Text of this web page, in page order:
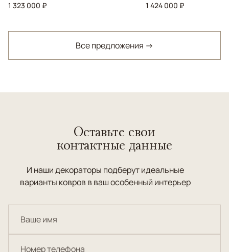
1 323 000 ₽
1 424 000 ₽
Все предложения →
Оставьте свои
контактные данные
И наши декораторы подберут идеальные
варианты ковров в ваш особенный интерьер